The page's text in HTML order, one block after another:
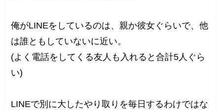
俺がLINEをしているのは、親か彼女ぐらいで、他
は誰ともしていないに近い。
(よく電話をしてくる友人も入れると合計5人ぐら
い)
LINEで別に大したやり取りを毎日するわけではな